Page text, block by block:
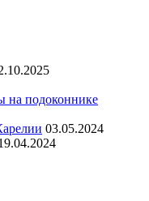
на подоконнике
03.05.2024